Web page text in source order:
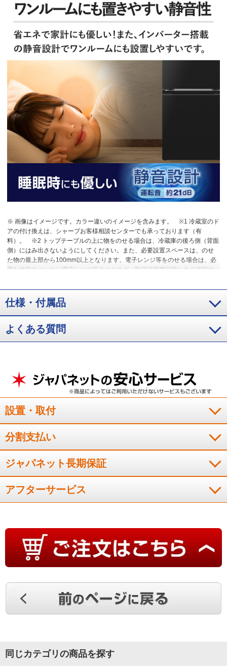
※ 画像はイメージです。カラー違いのイメージを含みます。
※1 冷蔵室のド
アの付け換えは、シャープお客様相談センターでも承っております（有
料）。
※2 トップテーブルの上に物をのせる場合は、冷蔵庫の後ろ側（背面
側）にはみ出さないようにしてください。また、必要設置スペースは、のせ
た物の最上部から100mm以上となります。電子レンジ等をのせる場合は、必
要な放熱スペース（電子レンジ等のカタログ・取扱説明書記載）をご確認の
ブンレンジのタイプ、サイズによっては置けない場合があります。
仕様・付属品
よくある質問
設置・取付
分割支払い
ジャパネット長期保証
アフターサービス
同じカテゴリの商品を探す